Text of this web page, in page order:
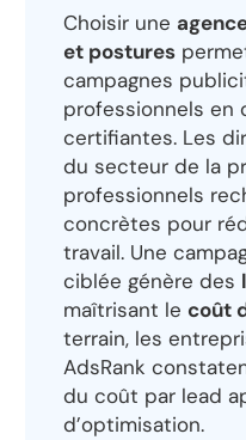
Choisir une
et postures
campagnes
professionnels en
certifiantes. Les
du secteur de la
professionnels
concrètes pour
travail. Une
ciblée génère des
maîtrisant le coût
terrain, les
AdsRank
du coût par lead
d’optimisation.